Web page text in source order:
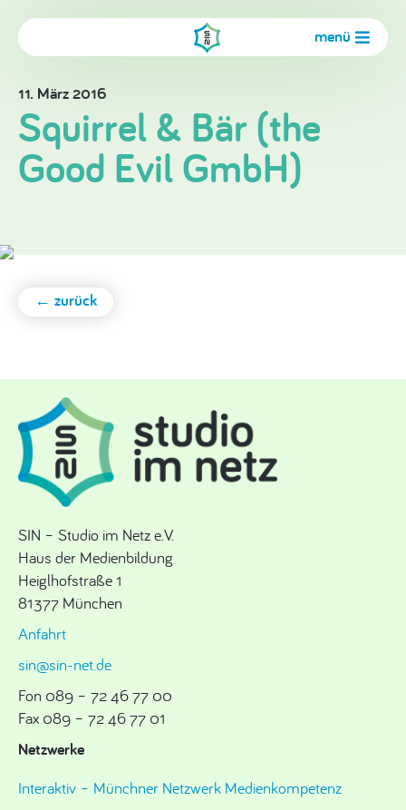
menü
11. März 2016
Squirrel & Bär (the
Good Evil GmbH)
← zurück
SIN – Studio im Netz e.V.
Haus der Medienbildung
Heiglhofstraße 1
81377 München
Anfahrt
sin@sin-net.de
Fon 089 – 72 46 77 00
Fax 089 – 72 46 77 01
Netzwerke
Interaktiv – Münchner Netzwerk Medienkompetenz